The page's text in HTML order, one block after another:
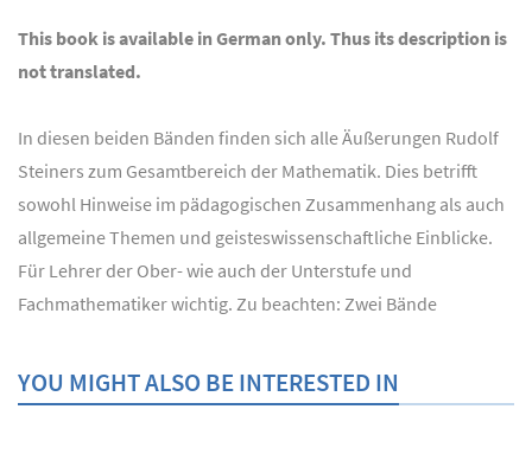
This book is available in German only. Thus its description is
not translated.
In diesen beiden Bänden finden sich alle Äußerungen Rudolf
Steiners zum Gesamtbereich der Mathematik. Dies betrifft
sowohl Hinweise im pädagogischen Zusammenhang als auch
allgemeine Themen und geisteswissenschaftliche Einblicke.
Für Lehrer der Ober- wie auch der Unterstufe und
Fachmathematiker wichtig. Zu beachten: Zwei Bände
YOU MIGHT ALSO BE INTERESTED IN